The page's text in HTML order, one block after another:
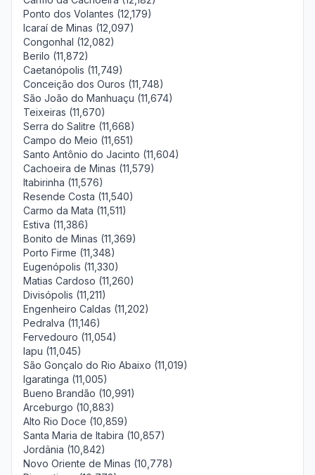
Ponto dos Volantes (12,179)
Icaraí de Minas (12,097)
Congonhal (12,082)
Berilo (11,872)
Caetanópolis (11,749)
Conceição dos Ouros (11,748)
São João do Manhuaçu (11,674)
Teixeiras (11,670)
Serra do Salitre (11,668)
Campo do Meio (11,651)
Santo Antônio do Jacinto (11,604)
Cachoeira de Minas (11,579)
Itabirinha (11,576)
Resende Costa (11,540)
Carmo da Mata (11,511)
Estiva (11,386)
Bonito de Minas (11,369)
Porto Firme (11,348)
Eugenópolis (11,330)
Matias Cardoso (11,260)
Divisópolis (11,211)
Engenheiro Caldas (11,202)
Pedralva (11,146)
Fervedouro (11,054)
Iapu (11,045)
São Gonçalo do Rio Abaixo (11,019)
Igaratinga (11,005)
Bueno Brandão (10,991)
Arceburgo (10,883)
Alto Rio Doce (10,859)
Santa Maria de Itabira (10,857)
Jordânia (10,842)
Novo Oriente de Minas (10,778)